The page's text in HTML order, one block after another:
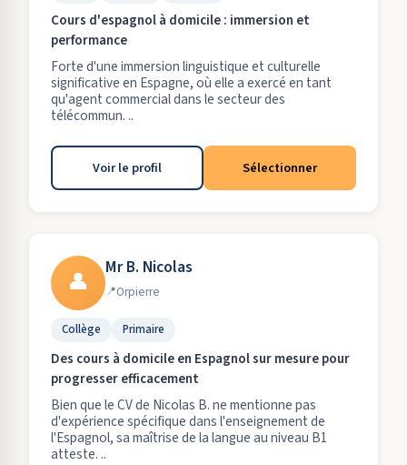
Cours d'espagnol à domicile : immersion et
performance
Forte d'une immersion linguistique et culturelle
significative en Espagne, où elle a exercé en tant
qu'agent commercial dans le secteur des
télécommun. ..
Voir le profil Sélectionner
👤 Mr B. Nicolas
Orpierre
Collège Primaire
Des cours à domicile en Espagnol sur mesure pour
progresser efficacement
Bien que le CV de Nicolas B. ne mentionne pas
d'expérience spécifique dans l'enseignement de
l'Espagnol, sa maîtrise de la langue au niveau B1
atteste. ..